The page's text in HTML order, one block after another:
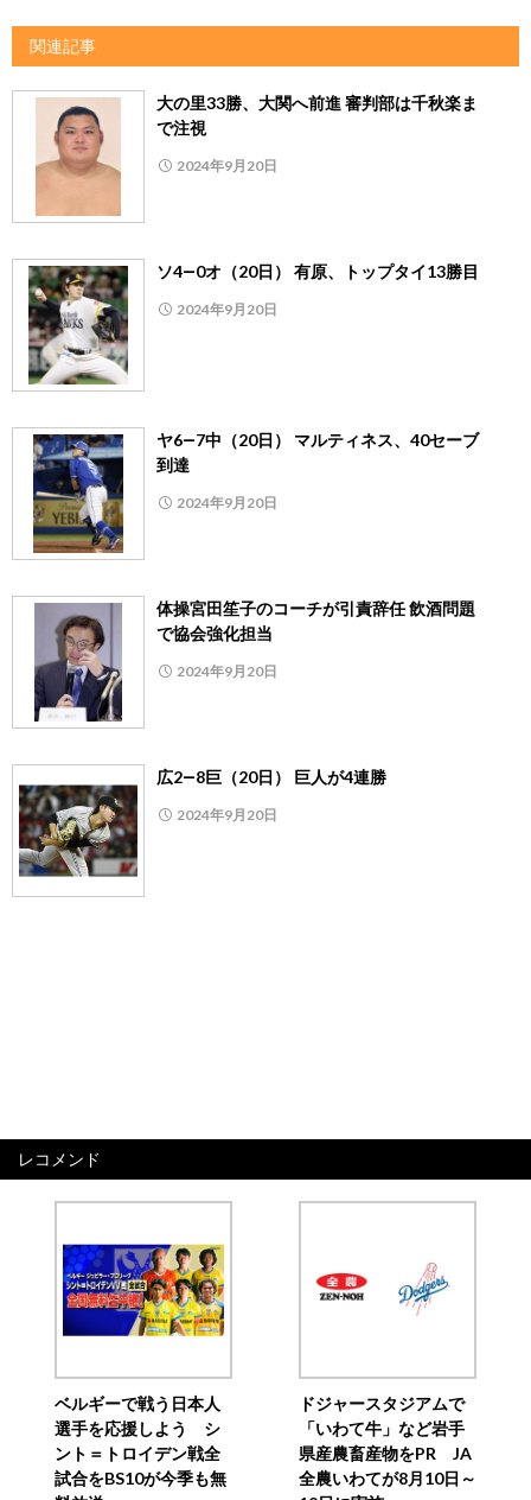
関連記事
大の里33勝、大関へ前進 審判部は千秋楽ま
で注視
2024年9月20日
ソ4―0オ（20日） 有原、トップタイ13勝目
2024年9月20日
ヤ6―7中（20日） マルティネス、40セーブ
到達
2024年9月20日
体操宮田笙子のコーチが引責辞任 飲酒問題
で協会強化担当
2024年9月20日
広2―8巨（20日） 巨人が4連勝
2024年9月20日
レコメンド
ベルギーで戦う日本人
選手を応援しよう シ
ント＝トロイデン戦全
試合をBS10が今季も無
ドジャースタジアムで
「いわて牛」など岩手
県産農畜産物をPR JA
全農いわてが8月10日～